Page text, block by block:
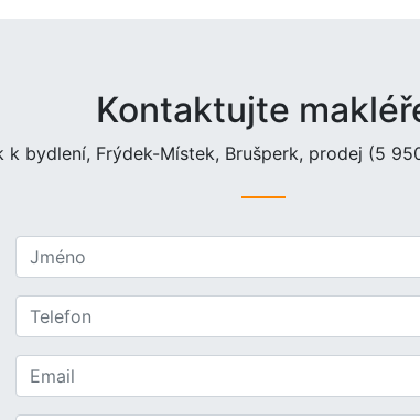
Kontaktujte
k bydlení, Frýdek-Místek, Brušperk, prodej (5